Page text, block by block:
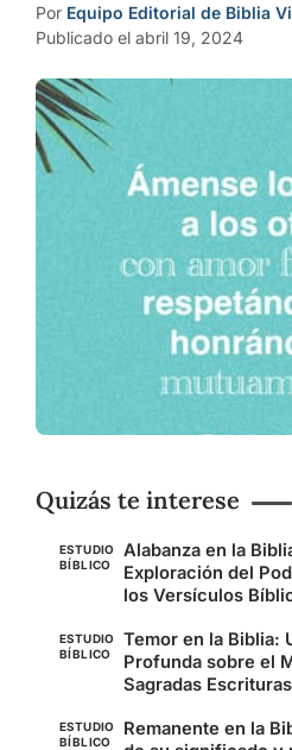
Por Equipo Editorial de Biblia
Publicado el abril 19, 2024
Quizás te interese
ESTUDIO
BÍBLICO
Alabanza en la
Exploración del
los Versículos
ESTUDIO
BÍBLICO
Temor en la Biblia:
Profunda sobre el
Sagradas Escrituras
ESTUDIO
BÍBLICO
Remanente en la